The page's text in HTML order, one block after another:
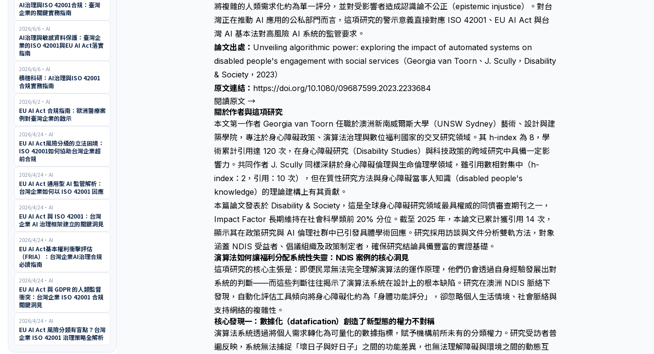
AI治理與ISO 42001合規：臺灣
企業的關鍵實務指南
2026/6/6 ・ AI
AI治理與敏感資料保護：臺灣企
業的ISO 42001與EU AI Act落實
指南
2026/6/6 ・ AI
積穗科研：AI治理與ISO 42001
合規實務指南
2026/6/2 ・ AI
EU AI Act 合規指南：歐洲醫療案
例對臺灣企業的啟示
2026/4/24 ・ AI
EU AI Act風險分級的立法困境：
ISO 42001如何協助台灣企業超
前合規
2026/4/24 ・ AI
EU AI Act 通用型 AI 監管解析：
台灣企業如何以 ISO 42001 因應
2026/4/24 ・ AI
EU AI Act 與 ISO 42001：台灣
企業 AI 治理框架建立的關鍵洞見
2026/4/24 ・ AI
EU AI Act基本權利衝擊評估
（FRIA）：台灣企業AI治理合規
必讀指南
2026/4/24 ・ AI
EU AI Act 與 GDPR 的人類監督
衝突：台灣企業 ISO 42001 合規
關鍵洞見
2026/4/24 ・ AI
EU AI Act 風險分類有盲點？台灣
企業 ISO 42001 治理策略全解析
將複雜的人類需求化約為單一評分，並對受影響者造成認識論不公正（epistemic injustice）。對台
灣正在推動 AI 應用的公私部門而言，這項研究的警示意義直接對應 ISO 42001、EU AI Act 與台
灣 AI 基本法對高風險 AI 系統的監管要求。
論文出處： Unveiling algorithmic power: exploring the impact of automated systems on
disabled people's engagement with social services（Georgia van Toorn、J. Scully，Disability
& Society，2023）
原文連結： https://doi.org/10.1080/09687599.2023.2233684
閱讀原文 →
關於作者與這項研究
本文第一作者 Georgia van Toorn 任職於澳洲新南威爾斯大學（UNSW Sydney）藝術、設計與建
築學院，專注於身心障礙政策、演算法治理與數位福利國家的交叉研究領域。其 h-index 為 8，學
術累計引用達 120 次，在身心障礙研究（Disability Studies）與科技政策的跨域研究中具備一定影
響力。共同作者 J. Scully 同樣深耕於身心障礙倫理與生命倫理學領域，雖引用數相對集中（h-
index：2，引用：10 次），但在質性研究方法與身心障礙當事人知識（disabled people's
knowledge）的理論建構上有其貢獻。
本篇論文發表於 Disability & Society，這是全球身心障礙研究領域最具權威的同儕審查期刊之一，
Impact Factor 長期維持在社會科學類前 20% 分位。截至 2025 年，本論文已累計獲引用 14 次，
顯示其在政策研究與 AI 倫理社群中已引發具體學術回應。研究採用訪談與文件分析雙軌方法，對象
涵蓋 NDIS 受益者、倡議組織及政策制定者，確保研究結論具備豐富的實證基礎。
演算法如何讓福利分配系統性失靈：NDIS 案例的核心洞見
這項研究的核心主張是：即便民眾無法完全理解演算法的運作原理，他們仍會透過自身經驗發展出對
系統的判斷——而這些判斷往往揭示了演算法系統在設計上的根本缺陷。研究在澳洲 NDIS 脈絡下
發現，自動化評估工具傾向將身心障礙化約為「身體功能評分」，卻忽略個人生活情境、社會脈絡與
支持網絡的複雜性。
核心發現一：數據化（datafication）創造了新型態的權力不對稱
演算法系統透過將個人需求轉化為可量化的數據指標，賦予機構前所未有的分類權力。研究受訪者普
遍反映，系統無法捕捉「壞日子與好日子」之間的功能差異，也無法理解障礙與環境之間的動態互